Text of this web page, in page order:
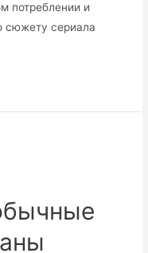
потреблении и
сюжету сериала